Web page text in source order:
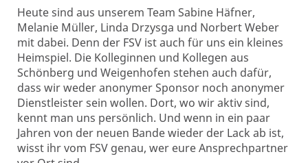
Heute sind aus unserem Team Sabine Häfner,
Melanie Müller, Linda Drzysga und Norbert Weber
mit dabei. Denn der FSV ist auch für uns ein kleines
Heimspiel. Die Kolleginnen und Kollegen aus
Schönberg und Weigenhofen stehen auch dafür,
dass wir weder anonymer Sponsor noch anonymer
Dienstleister sein wollen. Dort, wo wir aktiv sind,
kennt man uns persönlich. Und wenn in ein paar
Jahren von der neuen Bande wieder der Lack ab ist,
wisst ihr vom FSV genau, wer eure Ansprechpartner